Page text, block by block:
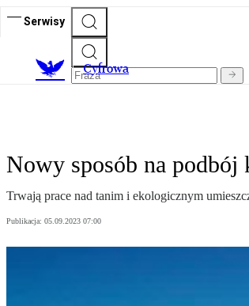
Serwisy
Cyfrowa
Nowy sposób na podbój
Trwają prace nad tanim i ekologicznym
Publikacja: 05.09.2023 07:00